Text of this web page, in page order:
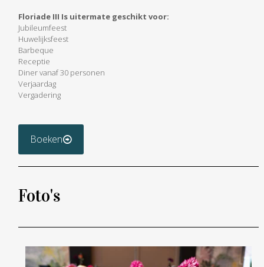
Floriade III Is uitermate geschikt voor:
Jubileumfeest
Huwelijksfeest
Barbeque
Receptie
Diner vanaf 30 personen
Verjaardag
Vergadering
Boeken
Foto's